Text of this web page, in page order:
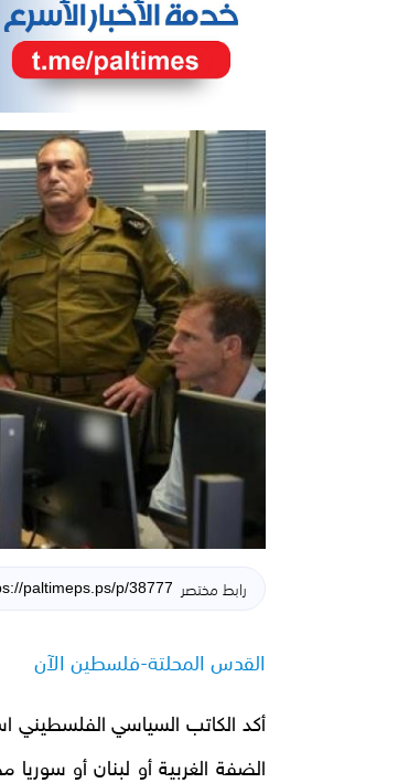
رابط مختصر
القدس المحلتة-فلسطين الآن
أكد الكاتب السياسي الفلسطيني
الضفة الغربية أو لبنان أو